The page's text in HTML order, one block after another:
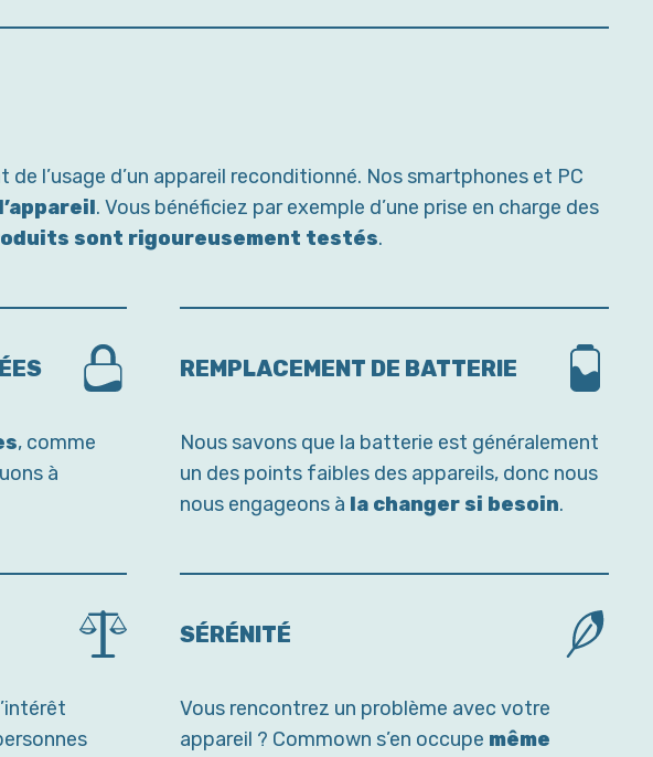
l’usage d’un appareil reconditionné. Nos smartphones et PC
. Vous bénéficiez par exemple d’une prise en charge des
sont rigoureusement testés.
, comme
à
REMPLACEMENT DE BATTERIE
Nous savons que la batterie est généralement
un des points faibles des appareils, donc nous
nous engageons à la changer si besoin.
SÉRÉNITÉ
Vous rencontrez un problème avec votre
appareil ? Commown s’en occupe même